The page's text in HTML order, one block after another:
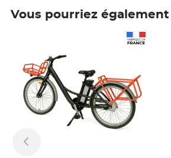
Vous pourriez